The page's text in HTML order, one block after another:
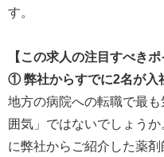
す。
【この求人の注目すべきポ
① 弊社からすでに2名が入
地方の病院への転職で最
囲気」ではないでしょう
に弊社からご紹介した薬